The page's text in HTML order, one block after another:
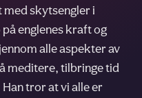
skytsengler i
englenes kraft og
alle aspekter av
meditere, tilbringe tid
tror at vi alle er